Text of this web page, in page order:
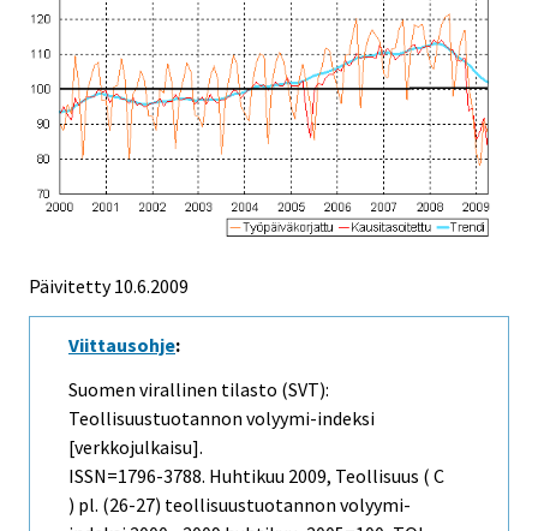
Päivitetty10.6.2009
Viittausohje:
Suomen virallinen tilasto (SVT):
Teollisuustuotannon volyymi-indeksi
[verkkojulkaisu].
ISSN=1796-3788. Huhtikuu 2009, Teollisuus ( C
) pl. (26-27) teollisuustuotannon volyymi-